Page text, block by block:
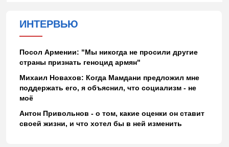
ИНТЕРВЬЮ
Посол Армении: "Мы никогда не просили другие
страны признать геноцид армян"
Михаил Новахов: Когда Мамдани предложил мне
поддержать его, я объяснил, что социализм - не
моё
Антон Привольнов - о том, какие оценки он ставит
своей жизни, и что хотел бы в ней изменить